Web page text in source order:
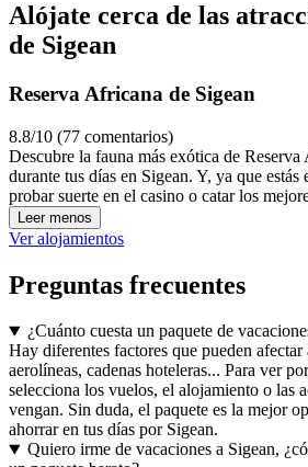
Alójate cerca de las
de Sigean
Reserva Africana de Sigean
8.8/10 (77 comentarios)
Descubre la fauna más exótica de Reserva
durante tus días en Sigean. Y, ya que
probar suerte en el casino o catar los
Leer menos
Ver alojamientos
Preguntas frecuentes
¿Cuánto cuesta un paquete de
Hay diferentes factores que pueden
aerolíneas, cadenas hoteleras... Para ver
selecciona los vuelos, el alojamiento o las
vengan. Sin duda, el paquete es la mejor
ahorrar en tus días por Sigean.
Quiero irme de vacaciones a Sigean,